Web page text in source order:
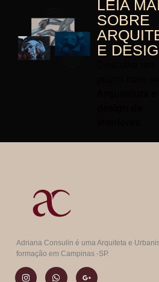
LEIA
SOBRE
E
Adriana Consulin é uma Arquiteta e
formação em Campinas -SP.